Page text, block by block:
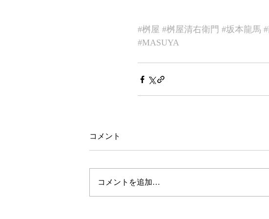
#桝屋 #桝屋清右衛門 #坂本龍馬
#MASUYA
コメント
コメントを追加…